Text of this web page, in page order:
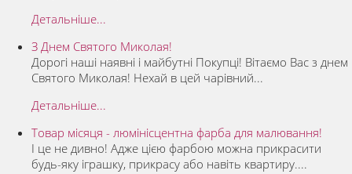
Детальніше...
З Днем Святого Миколая!
Дорогі наші наявні і майбутні Покупці! Вітаємо Вас з днем
Святого Миколая! Нехай в цей чарівний...
Детальніше...
Товар місяця - люмінісцентна фарба для малювання!
І це не дивно! Адже цією фарбою можна прикрасити
будь-яку іграшку, прикрасу або навіть квартиру....